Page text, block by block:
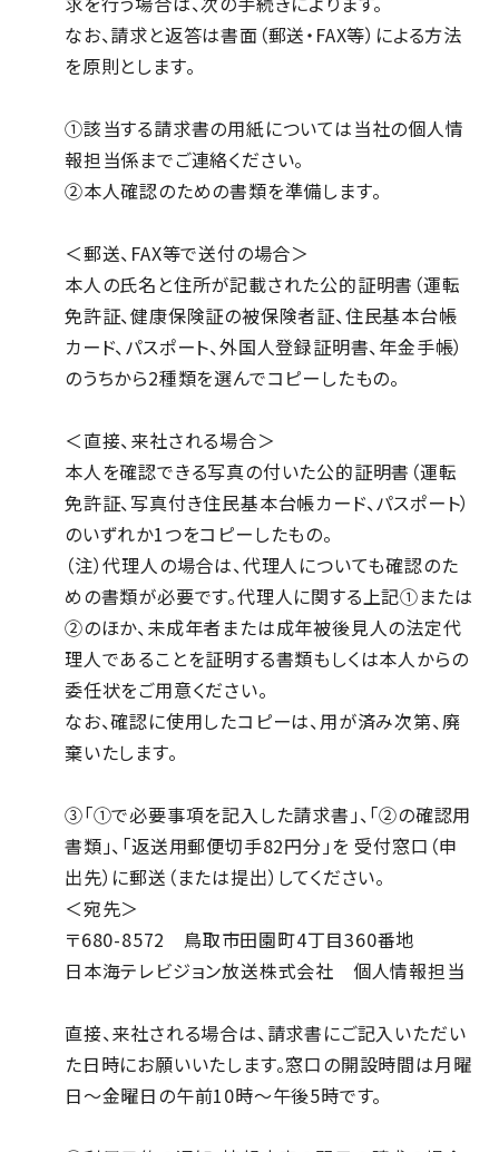
なお、請求と返答は書面（郵送・FAX等）による方法
を原則とします。
①該当する請求書の用紙については当社の個人情
報担当係までご連絡ください。
②本人確認のための書類を準備します。
＜郵送、FAX等で送付の場合＞
本人の氏名と住所が記載された公的証明書（運転
免許証、健康保険証の被保険者証、住民基本台帳
カード、パスポート、外国人登録証明書、年金手帳）
のうちから2種類を選んでコピーしたもの。
＜直接、来社される場合＞
本人を確認できる写真の付いた公的証明書（運転
免許証、写真付き住民基本台帳カード、パスポート）
のいずれか1つをコピーしたもの。
（注）代理人の場合は、代理人についても確認のた
めの書類が必要です。代理人に関する上記①または
②のほか、未成年者または成年被後見人の法定代
理人であることを証明する書類もしくは本人からの
委任状をご用意ください。
なお、確認に使用したコピーは、用が済み次第、廃
棄いたします。
③「①で必要事項を記入した請求書」、「②の確認用
書類」、「返送用郵便切手82円分」を 受付窓口（申
出先）に郵送（または提出）してください。
＜宛先＞
〒680-8572 鳥取市田園町4丁目360番地
日本海テレビジョン放送株式会社 個人情報担当
直接、来社される場合は、請求書にご記入いただい
た日時にお願いいたします。窓口の開設時間は月曜
日～金曜日の午前10時～午後5時です。